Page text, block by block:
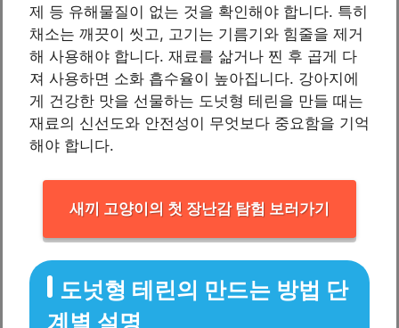
제 등 유해물질이 없는 것을 확인해야 합니다. 특히
채소는 깨끗이 씻고, 고기는 기름기와 힘줄을 제거
해 사용해야 합니다. 재료를 삶거나 찐 후 곱게 다
져 사용하면 소화 흡수율이 높아집니다. 강아지에
게 건강한 맛을 선물하는 도넛형 테린을 만들 때는
재료의 신선도와 안전성이 무엇보다 중요함을 기억
해야 합니다.
새끼 고양이의 첫 장난감 탐험 보러가기
도넛형 테린의 만드는 방법 단
계별 설명